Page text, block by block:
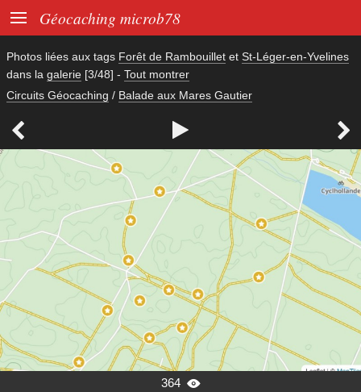
 Géocaching microb78
Photos liées aux tags Forêt de Rambouillet et St-Léger-en-Yvelines
dans la galerie [3/48] - Tout montrer
Circuits Géocaching / Balade aux Mares Gautier
  
364 